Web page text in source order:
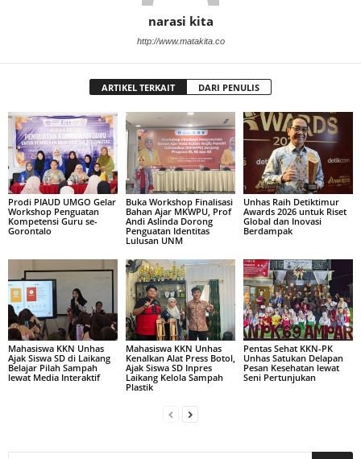
narasi kita
http://www.matakita.co
ARTIKEL TERKAIT DARI PENULIS
Prodi PIAUD UMGO Gelar
Workshop Penguatan
Kompetensi Guru se-
Gorontalo
Buka Workshop Finalisasi
Bahan Ajar MKWPU, Prof
Andi Aslinda Dorong
Penguatan Identitas
Lulusan UNM
Unhas Raih Detiktimur
Awards 2026 untuk Riset
Global dan Inovasi
Berdampak
Mahasiswa KKN Unhas
Ajak Siswa SD di Laikang
Belajar Pilah Sampah
lewat Media Interaktif
Mahasiswa KKN Unhas
Kenalkan Alat Press Botol,
Ajak Siswa SD Inpres
Laikang Kelola Sampah
Plastik
Pentas Sehat KKN-PK
Unhas Satukan Delapan
Pesan Kesehatan lewat
Seni Pertunjukan